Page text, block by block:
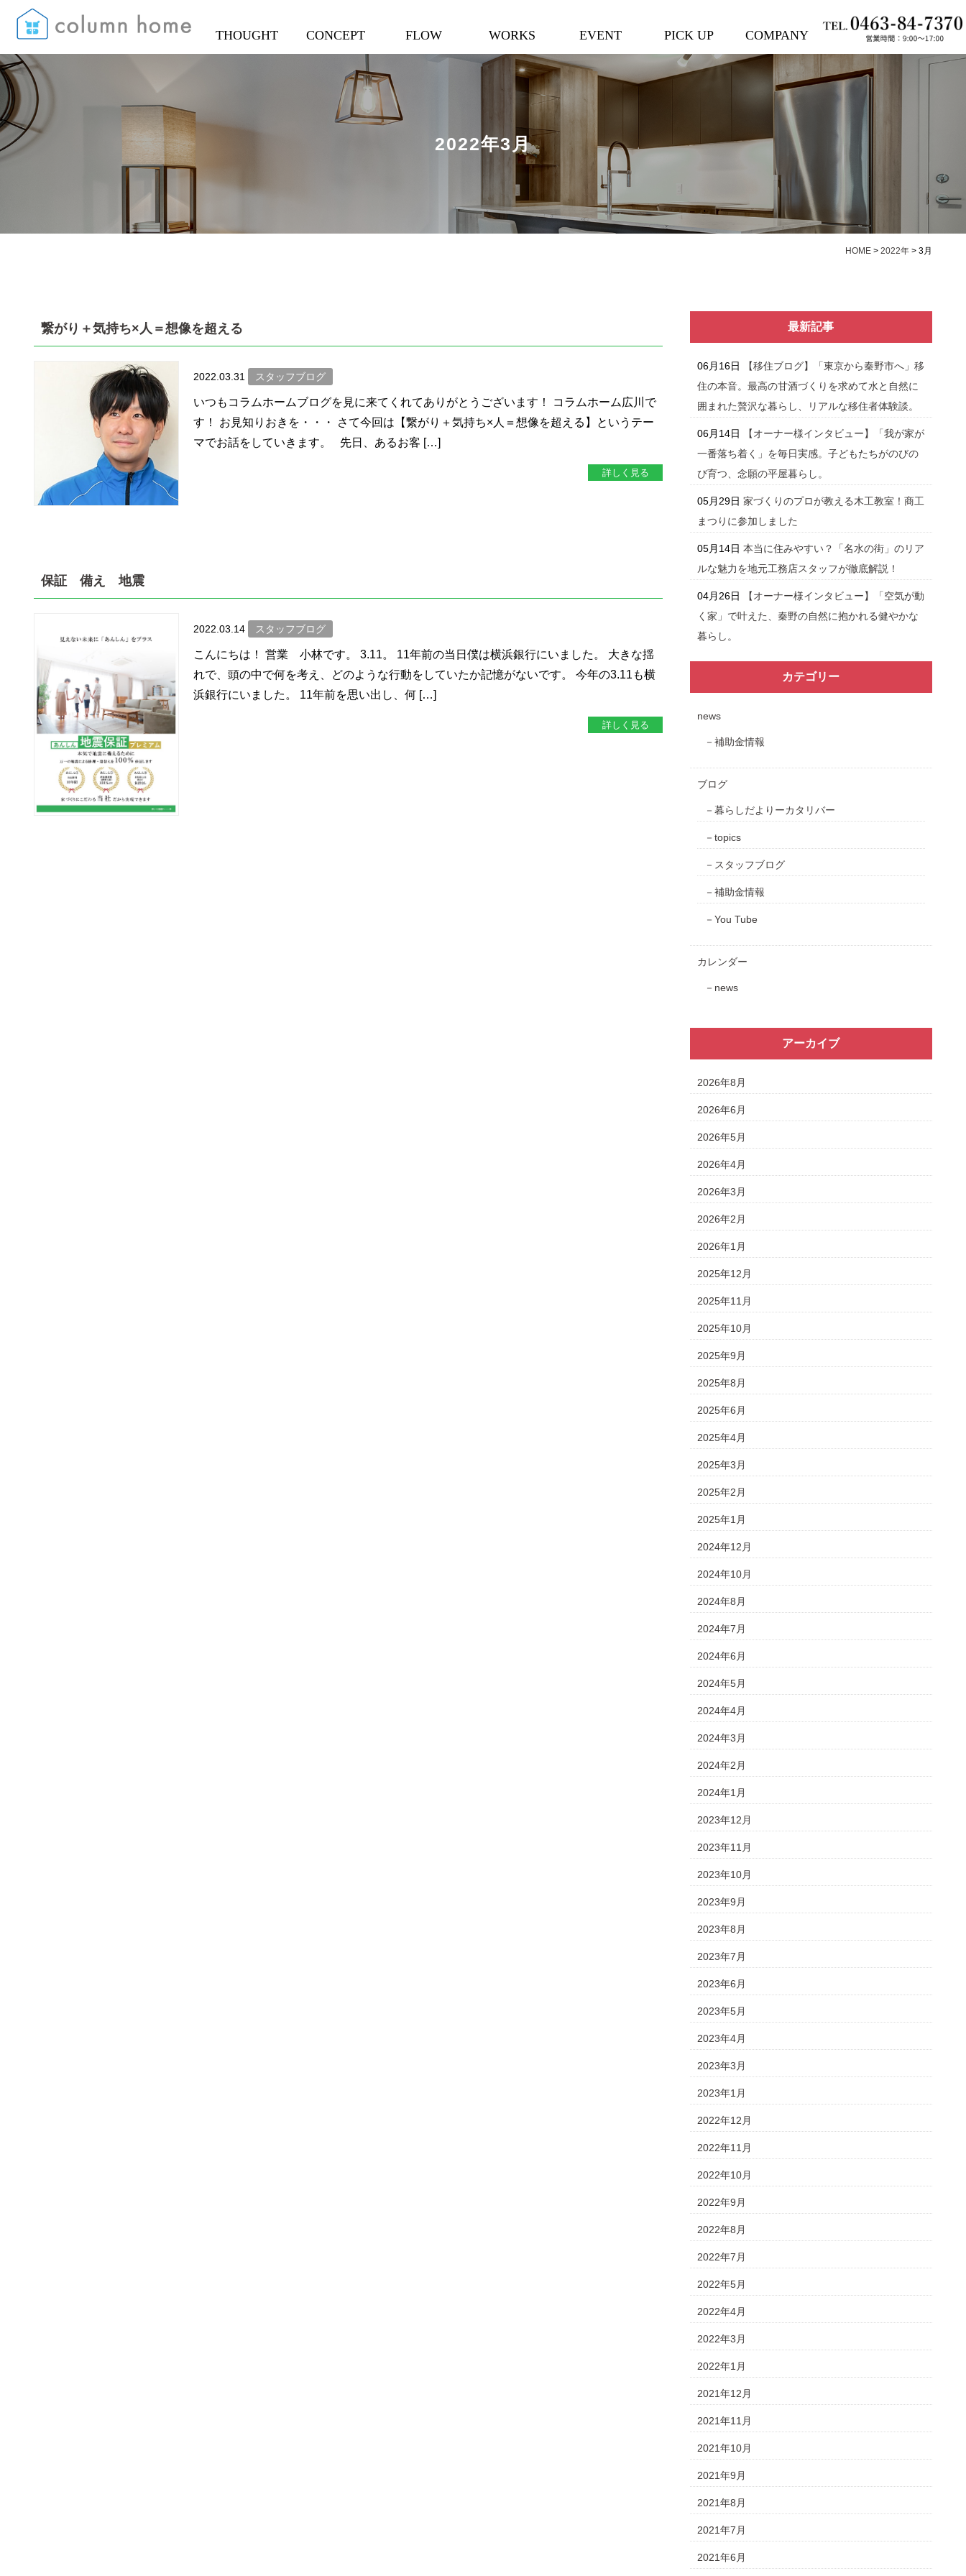
THOUGHT CONCEPT FLOW WORKS EVENT PICK UP COMPANY
2022年3月
HOME > 2022年 > 3月
繋がり＋気持ち×人＝想像を超える
2022.03.31 スタッフブログ
いつもコラムホームブログを見に来てくれてありがとうございます！ コラムホーム広川で
す！ お見知りおきを・・・ さて今回は【繋がり＋気持ち×人＝想像を超える】というテー
マでお話をしていきます。 先日、あるお客 […]
詳しく見る
保証 備え 地震
2022.03.14 スタッフブログ
こんにちは！ 営業 小林です。 3.11。 11年前の当日僕は横浜銀行にいました。 大きな揺
れで、頭の中で何を考え、どのような行動をしていたか記憶がないです。 今年の3.11も横
浜銀行にいました。 11年前を思い出し、何 […]
詳しく見る
最新記事
06月16日
【移住ブログ】「東京から秦野市へ」移
住の本音。最高の甘酒づくりを求めて水と自然に
囲まれた贅沢な暮らし、リアルな移住者体験談。
06月14日
【オーナー様インタビュー】「我が家が
一番落ち着く」を毎日実感。子どもたちがのびの
び育つ、念願の平屋暮らし。
05月29日 家づくりのプロが教える木工教室！商工
まつりに参加しました
05月14日 本当に住みやすい？「名水の街」のリア
ルな魅力を地元工務店スタッフが徹底解説！
04月26日
【オーナー様インタビュー】「空気が動
く家」で叶えた、秦野の自然に抱かれる健やかな
暮らし。
カテゴリー
news
補助金情報
ブログ
暮らしだよりーカタリバー
topics
スタッフブログ
補助金情報
You Tube
カレンダー
news
アーカイブ
2026年8月
2026年6月
2026年5月
2026年4月
2026年3月
2026年2月
2026年1月
2025年12月
2025年11月
2025年10月
2025年9月
2025年8月
2025年6月
2025年4月
2025年3月
2025年2月
2025年1月
2024年12月
2024年10月
2024年8月
2024年7月
2024年6月
2024年5月
2024年4月
2024年3月
2024年2月
2024年1月
2023年12月
2023年11月
2023年10月
2023年9月
2023年8月
2023年7月
2023年6月
2023年5月
2023年4月
2023年3月
2023年1月
2022年12月
2022年11月
2022年10月
2022年9月
2022年8月
2022年7月
2022年5月
2022年4月
2022年3月
2022年1月
2021年12月
2021年11月
2021年10月
2021年9月
2021年8月
2021年7月
2021年6月